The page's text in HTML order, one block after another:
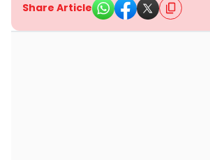
Share Article